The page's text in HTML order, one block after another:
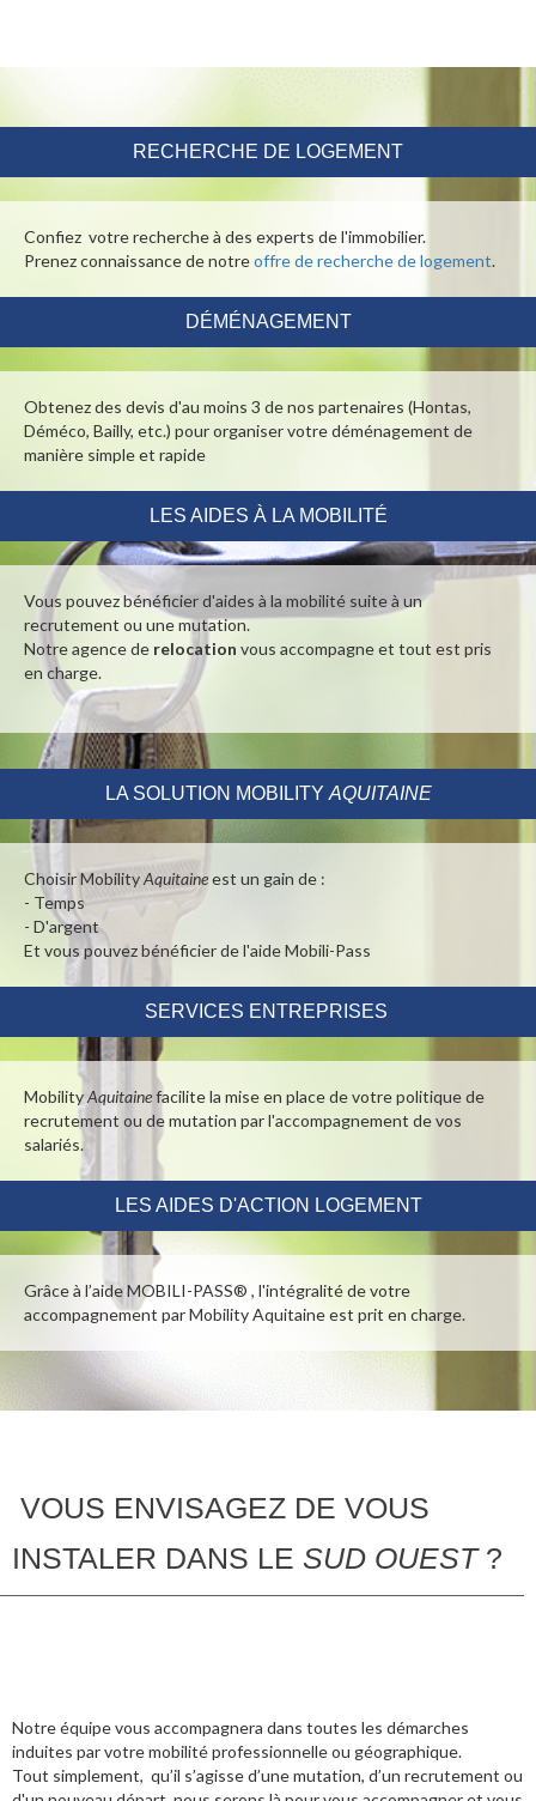
RECHERCHE DE LOGEMENT
Confiez votre recherche à des experts de l'immobilier.
Prenez connaissance de notreoffre de recherche de logement.
DÉMÉNAGEMENT
Obtenez des devis d'au moins 3 de nos partenaires (Hontas,
Déméco, Bailly, etc.) pour organiser votre déménagement de
manière simple et rapide
LES AIDES À LA MOBILITÉ
Vous pouvez bénéficier d'aides à la mobilité suite à un
recrutement ou une mutation.
Notre agence de relocation vous accompagne et tout est pris
en charge.
LA SOLUTION MOBILITY AQUITAINE
Choisir MobilityAquitaineest un gain de :
- Temps
- D'argent
Et vous pouvez bénéficier de l'aide Mobili-Pass
SERVICES ENTREPRISES
MobilityAquitainefacilite la mise en place de votre politique de
recrutement ou de mutation par l'accompagnement de vos
salariés.
LES AIDES D'ACTION LOGEMENT
Grâce à l’aide MOBILI-PASS® , l'intégralité de votre
accompagnement par Mobility Aquitaine est prit en charge.
VOUS ENVISAGEZ DE VOUS
INSTALER DANS LE SUD OUEST?
Notre équipe vous accompagnera dans toutes les démarches
induites par votre mobilité professionnelle ou géographique.
Tout simplement, qu’il s’agisse d’une mutation, d’un recrutement ou